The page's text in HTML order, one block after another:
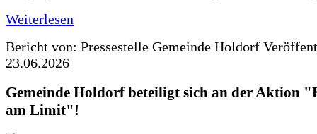
Weiterlesen
Bericht von: Pressestelle Gemeinde Holdorf
23.06.2026
Gemeinde Holdorf beteiligt sich an der Aktion
am Limit"!